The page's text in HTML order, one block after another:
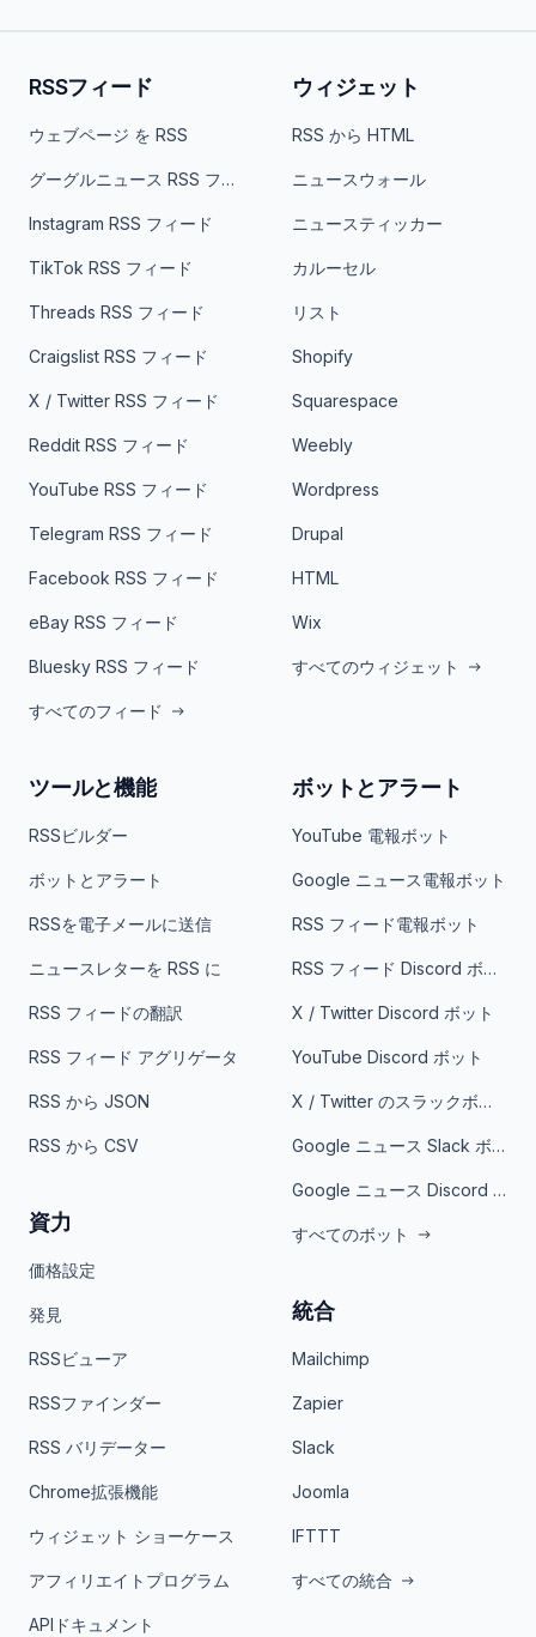
RSSフィード
ウェブページ を RSS
グーグルニュース RSS フィード
Instagram RSS フィード
TikTok RSS フィード
Threads RSS フィード
Craigslist RSS フィード
X / Twitter RSS フィード
Reddit RSS フィード
YouTube RSS フィード
Telegram RSS フィード
Facebook RSS フィード
eBay RSS フィード
Bluesky RSS フィード
すべてのフィード
ウィジェット
RSS から HTML
ニュースウォール
ニュースティッカー
カルーセル
リスト
Shopify
Squarespace
Weebly
Wordpress
Drupal
HTML
Wix
すべてのウィジェット
ツールと機能
RSSビルダー
ボットとアラート
RSSを電子メールに送信
ニュースレターを RSS に
RSS フィードの翻訳
RSS フィード アグリゲータ
RSS から JSON
RSS から CSV
資力
価格設定
発見
RSSビューア
RSSファインダー
RSS バリデーター
Chrome拡張機能
ウィジェット ショーケース
アフィリエイトプログラム
APIドキュメント
ボットとアラート
YouTube 電報ボット
Google ニュース電報ボット
RSS フィード電報ボット
RSS フィード Discord ボット
X / Twitter Discord ボット
YouTube Discord ボット
X / Twitter のスラックボット
Google ニュース Slack ボット
Google ニュース Discord ボット
すべてのボット
統合
Mailchimp
Zapier
Slack
Joomla
IFTTT
すべての統合